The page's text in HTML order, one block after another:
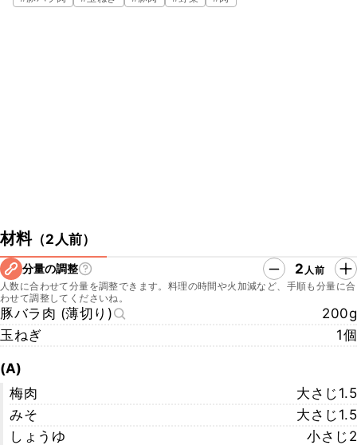
材料（2人前）
分量の調整 2 人前
人数に合わせて分量を調整できます。料理の時間や火加減など、手順も分量に合
わせて調整してくださいね。
豚バラ肉 (薄切り)
200g
玉ねぎ
1個
(A)
梅肉
大さじ1.5
みそ
大さじ1.5
しょうゆ
小さじ2